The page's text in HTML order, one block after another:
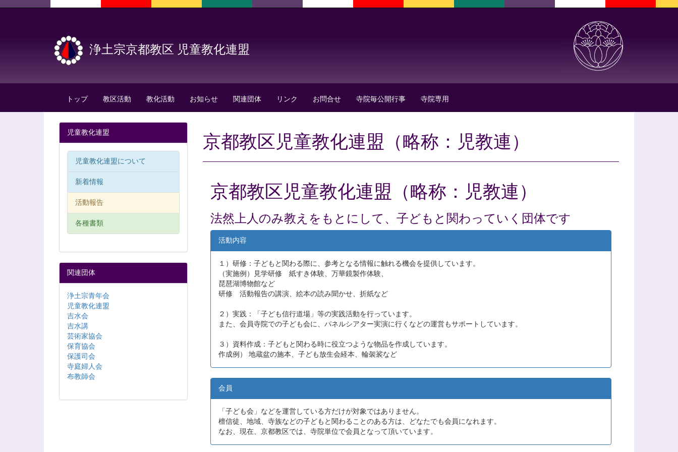
浄土宗京都教区 児童教化連盟
トップ 教区活動 教化活動 お知らせ 関連団体 リンク お問合せ 寺院毎公開行事 寺院専用
京都教区児童教化連盟（略称：児教連）
京都教区児童教化連盟（略称：児教連）
法然上人のみ教えをもとにして、子どもと関わっていく団体です
活動内容
１）研修：子どもと関わる際に、参考となる情報に触れる機会を提供しています。
（実施例）見学研修 紙すき体験、万華鏡製作体験、
琵琶湖博物館など
研修 活動報告の講演、絵本の読み聞かせ、折紙など
２）実践：「子ども信行道場」等の実践活動を行っています。
また、会員寺院での子ども会に、パネルシアター実演に行くなどの運営もサポートしています。
３）資料作成：子どもと関わる時に役立つような物品を作成しています。
作成例） 地蔵盆の施本、子ども放生会経本、輪袈裟など
会員
「子ども会」などを運営している方だけが対象ではありません。
檀信徒、地域、寺族などの子どもと関わることのある方は、どなたでも会員になれます。
なお、現在、京都教区では、寺院単位で会員となって頂いています。
児童教化連盟
児童教化連盟について
新着情報
活動報告
各種書類
関連団体
浄土宗青年会
児童教化連盟
吉水会
吉水講
芸術家協会
保育協会
保護司会
寺庭婦人会
布教師会